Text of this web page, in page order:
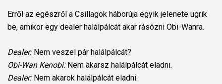
Erről az egészről a Csillagok háborúja egyik jelenete ugrik
be, amikor egy dealer halálpálcát akar rásózni Obi-Wanra.
Dealer:Nem veszel pár halálpálcát?
Obi-Wan Kenobi:Nem akarsz halálpálcát eladni.
Dealer:Nem akarok halálpálcát eladni.